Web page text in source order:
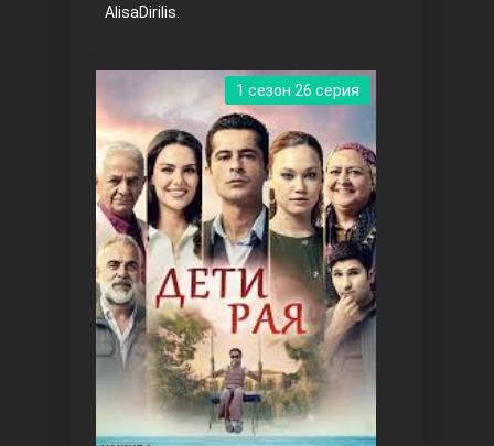
Ветреный холм
Ты назови
AlisaDirilis.
1 сезон 26 серия